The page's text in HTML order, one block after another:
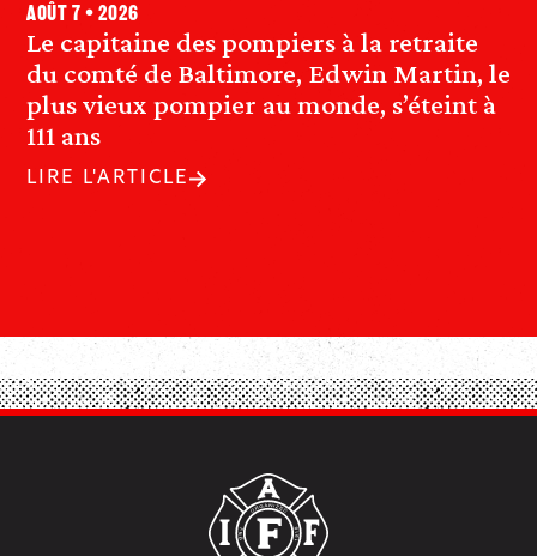
Le capitaine des pompiers à la retraite
du comté de Baltimore, Edwin Martin, le
plus vieux pompier au monde, s’éteint à
111 ans
août 7 • 2026
LIRE L'ARTICLE